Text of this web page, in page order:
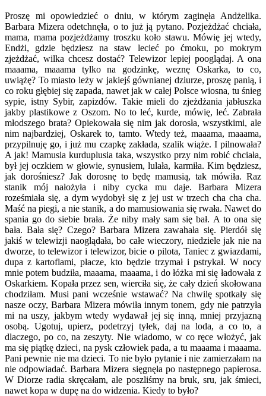
Proszę mi opowiedzieć o dniu, w którym zaginęła Andżelika.
Barbara Mizera odetchnęła, o to już ją pytano. Pozjeżdżać chciała,
mama, mama pozjeżdżamy troszku koło stawu. Mówię jej wtedy,
Endżi, gdzie będziesz na staw lecieć po ćmoku, po mokrym
zjeżdżać, wilka chcesz dostać? Telewizor lepiej pooglądaj. A ona
maaama, maaama tylko na godzinkę, weznę Oskarka, to co,
uwiążę? To miasto leży w jakiejś gównianej dziurze, proszę panią, i
co roku głębiej się zapada, nawet jak w całej Polsce wiosna, tu śnieg
sypie, istny Sybir, zapizdów. Takie mieli do zjeżdżania jabłuszka
jakby plastikowe z Oszom. No to leć, kurde, mówię, leć. Zabrała
młodszego brata? Opiekowała się nim jak dorosła, wszystkimi, ale
nim najbardziej, Oskarek to, tamto. Wtedy też, maaama, maaama,
przypilnuję go, i już mu czapkę zakłada, szalik wiąże. I pilnowała?
A jak! Mamusia kurduplusia taka, wszystko przy nim robić chciała,
był jej oczkiem w głowie, synusiem, lulała, karmiła. Kim będziesz,
jak dorośniesz? Jak dorosnę to będę mamusią, tak mówiła. Raz
stanik mój nałożyła i niby cycka mu daje. Barbara Mizera
roześmiała się, a dym wydobył się z jej ust w trzech cha cha cha.
Maść na piegi, a nie stanik, a do mamusiowania się rwała. Nawet do
spania go do siebie brała. Że niby mały sam się bał. A to ona się
bała. Bała się? Czego? Barbara Mizera zawahała się. Pierdół się
jakiś w telewizji naoglądała, bo całe wieczory, niedziele jak nie na
dworze, to telewizor i telewizor, bicie o pilota, Taniec z gwiazdami,
dupa z kartoflami, płacze, kto będzie trzymał i pstrykał. W nocy
mnie potem budziła, maaama, maaama, i do łóżka mi się ładowała z
Oskarkiem. Kopała przez sen, wierciła się, że cały dzień skołowana
chodziłam. Musi pani wcześnie wstawać? Na chwilę spotkały się
nasze oczy, Barbara Mizera mówiła innym tonem, gdy nie patrzyła
mi na uszy, jakbym wtedy wydawał jej się inną, mniej przyjazną
osobą. Ugotuj, upierz, podetrzyj tyłek, daj na loda, a co to, a
dlaczego, po co, na zeszyty. Nie wiadomo, w co ręce włożyć, jak
ma się piątkę dzieci, na pysk człowiek pada, a tu maaama i maaama.
Pani pewnie nie ma dzieci. To nie było pytanie i nie zamierzałam na
nie odpowiadać. Barbara Mizera sięgnęła po następnego papierosa.
W Diorze radia skręcałam, ale poszliśmy na bruk, sru, jak śmieci,
nawet kopa w dupę na do widzenia. Kiedy to było?